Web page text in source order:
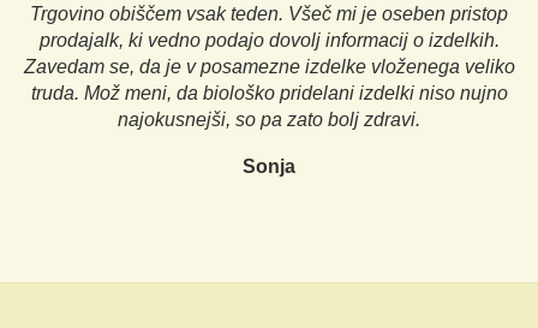
Trgovino obiščem vsak teden. Všeč mi je oseben pristop
prodajalk, ki vedno podajo dovolj informacij o izdelkih.
Zavedam se, da je v posamezne izdelke vloženega veliko
truda. Mož meni, da biološko pridelani izdelki niso nujno
najokusnejši, so pa zato bolj zdravi.
Sonja